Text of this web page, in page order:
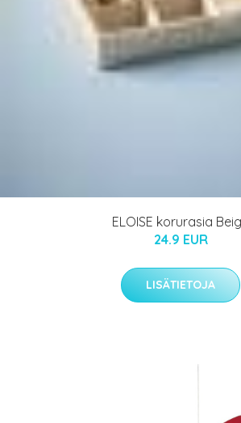
ELOISE korurasia
24.9 EUR
LISÄTIETOJA